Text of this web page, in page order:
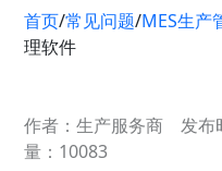
首页/常见问题/MES生产
理软件
作者：生产服务商 发布
量：10083